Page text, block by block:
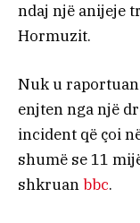
ndaj një anijeje
Hormuzit.
Nuk u
enjten nga një
incident që çoi
shumë se 11
shkruanbbc.